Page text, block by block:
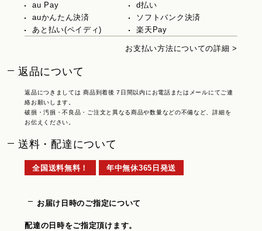
au Pay
d払い
auかんたん決済
ソフトバンク決済
あと払い(ペイディ)
楽天Pay
お支払い方法についての詳細 >
返品について
返品につきましては 商品到着後 7日間以内にお電話またはメールにてご連
絡お願いします。
破損・汚損・不良品・ご注文と異なる商品や数量などの不備など、詳細を
お伝えください。
送料・配達について
全国送料無料！ 年中無休365日発送
お届け日時のご指定について
配達の日時をご指定頂けます。